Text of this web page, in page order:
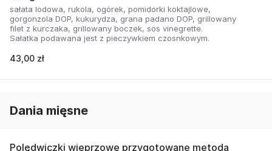
sałata lodowa, rukola, ogórek, pomidorki koktajlowe,
gorgonzola DOP, kukurydza, grana padano DOP, grillowany
filet z kurczaka, grillowany boczek, sos vinegrette.
Sałatka podawana jest z pieczywkiem czosnkowym.
43,00 zł
Dania mięsne
Polędwiczki wieprzowe przygotowane metodą